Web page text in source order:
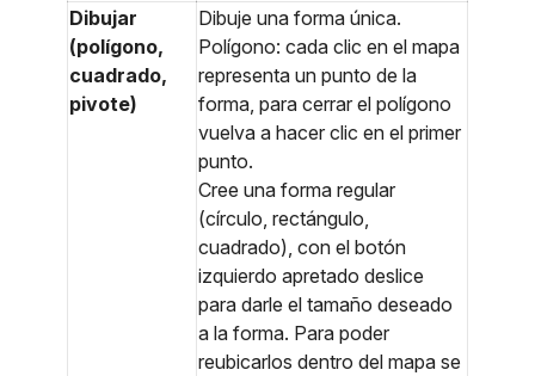
Dibujar
(polígono,
cuadrado,
pivote)
Dibuje una forma única.
Polígono: cada clic en el mapa
representa un punto de la
forma, para cerrar el polígono
vuelva a hacer clic en el primer
punto.
Cree una forma regular
(círculo, rectángulo,
cuadrado), con el botón
izquierdo apretado deslice
para darle el tamaño deseado
a la forma. Para poder
reubicarlos dentro del mapa se